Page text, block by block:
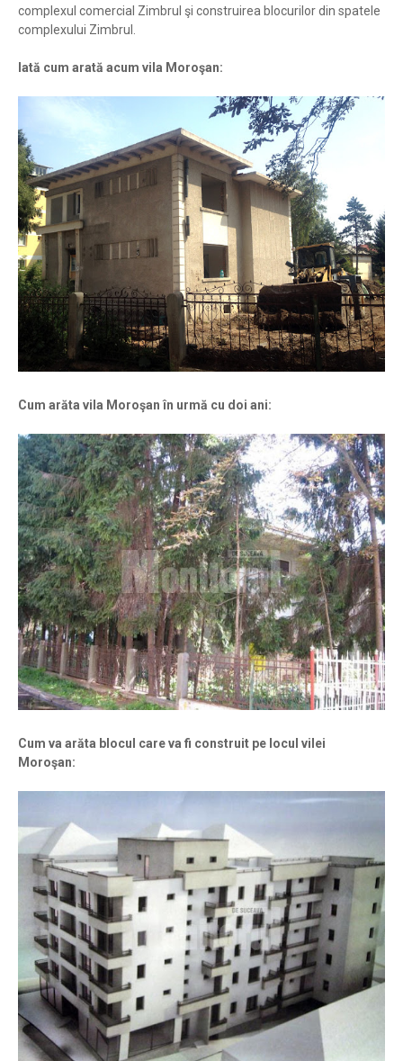
complexul comercial Zimbrul şi construirea blocurilor din spatele
complexului Zimbrul.
Iată cum arată acum vila Moroşan:
Cum arăta vila Moroşan în urmă cu doi ani:
Cum va arăta blocul care va fi construit pe locul vilei
Moroşan: